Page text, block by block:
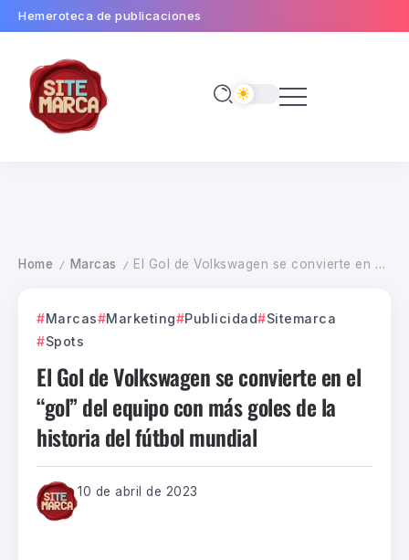
Hemeroteca de publicaciones
Home / Marcas / El Gol de Volkswagen se convierte en el “gol” del equipo con más goles de la historia del fútbol mundial
Marcas Marketing Publicidad
Sitemarca
Spots
El Gol de Volkswagen se convierte en el
“gol” del equipo con más goles de la
historia del fútbol mundial
10 de abril de 2023